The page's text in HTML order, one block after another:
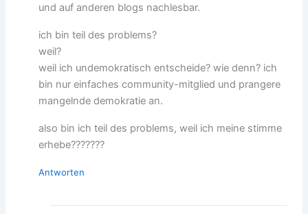
und auf anderen blogs nachlesbar.
ich bin teil des problems?
weil?
weil ich undemokratisch entscheide? wie denn? ich
bin nur einfaches community-mitglied und prangere
mangelnde demokratie an.
also bin ich teil des problems, weil ich meine stimme
erhebe???????
Antworten